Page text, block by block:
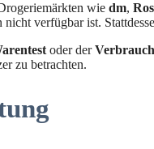
wie dm,
nicht verfügbar ist.
oder der
zu betrachten.